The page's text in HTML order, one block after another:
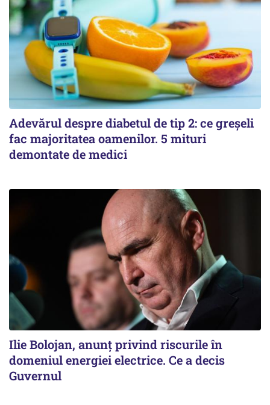
Adevărul despre diabetul de tip 2: ce greșeli
fac majoritatea oamenilor. 5 mituri
demontate de medici
Ilie Bolojan, anunț privind riscurile în
domeniul energiei electrice. Ce a decis
Guvernul